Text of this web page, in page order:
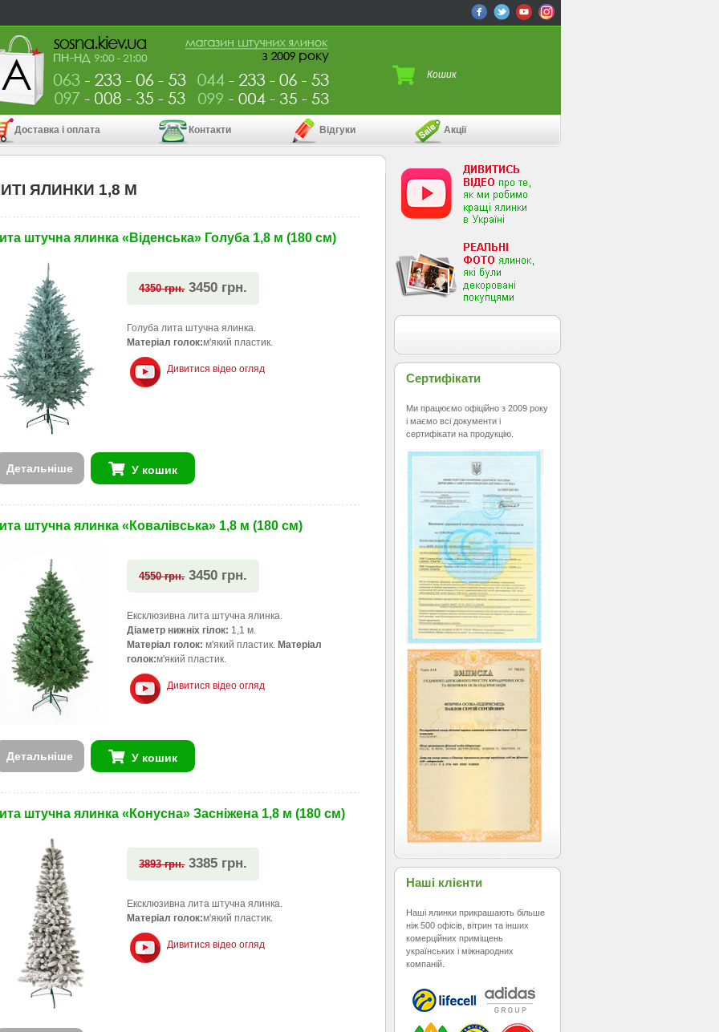
Кошик
Доставка і оплата Контакти Відгуки Акції
ЯЛИНКИ 1,8 М
штучна ялинка «Віденська» Голуба 1,8 м (180 см)
4350 грн.3450 грн.
Голуба лита штучна ялинка.
Матеріал голок:м'який пластик.
Дивитися відео огляд
Детальніше У кошик
штучна ялинка «Ковалівська» 1,8 м (180 см)
4550 грн.3450 грн.
Ексклюзивна лита штучна ялинка.
Діаметр нижніх гілок: 1,1 м.
Матеріал голок: м'який пластик. Матеріал
голок:м'який пластик.
Дивитися відео огляд
Детальніше У кошик
штучна ялинка «Конусна» Засніжена 1,8 м (180 см)
3893 грн.3385 грн.
Ексклюзивна лита штучна ялинка.
Матеріал голок:м'який пластик.
Дивитися відео огляд
Сертифікати
Ми працюємо офіційно з 2009 року
і маємо всі документи і
сертифікати на продукцію.
Наші клієнти
Наші ялинки прикрашають більше
ніж 500 офісів, вітрин та інших
комерційних приміщень
українських і міжнародних
компаній.